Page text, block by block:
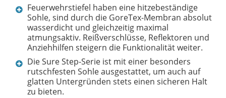
Feuerwehrstiefel haben eine hitzebeständige
Sohle, sind durch die GoreTex-Membran absolut
wasserdicht und gleichzeitig maximal
atmungsaktiv. Reißverschlüsse, Reflektoren und
Anziehhilfen steigern die Funktionalität weiter.
Die Sure Step-Serie ist mit einer besonders
rutschfesten Sohle ausgestattet, um auch auf
glatten Untergründen stets einen sicheren Halt
zu bieten.